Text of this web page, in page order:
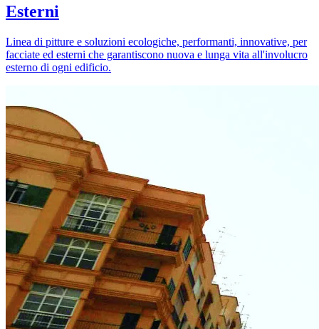
Esterni
Linea di pitture e soluzioni ecologiche, performanti, innovative, per
facciate ed esterni che garantiscono nuova e lunga vita all'involucro
esterno di ogni edificio.